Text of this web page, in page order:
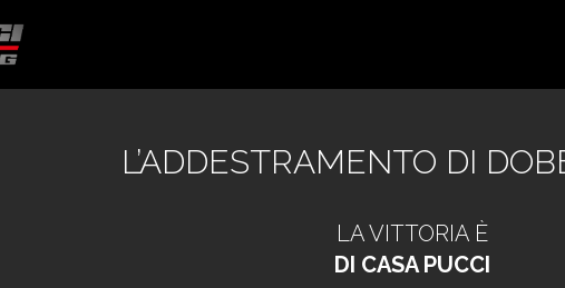
L’ADDESTRAMENTO DI
LA VITTORIA È
DI CASA PUCCI